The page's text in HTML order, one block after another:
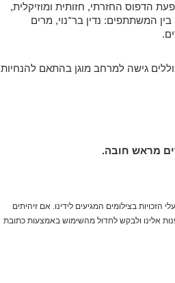
הדפוס החזרתי, חזותית ומוזיקלית,
המשתתפים: נדין בר־נוי, מרים
גישה למרחב מוגן בהתאם להנחיות
מראש חובה.
הזכויות בצילומים המגיעים לידינו. אם זיהיתים
אלינו ולבקש לחדול מהשימוש באמצעות כתובת